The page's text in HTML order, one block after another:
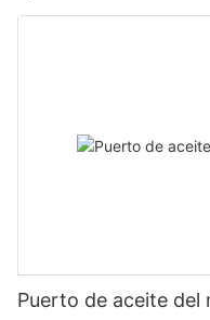
Puerto de aceite del